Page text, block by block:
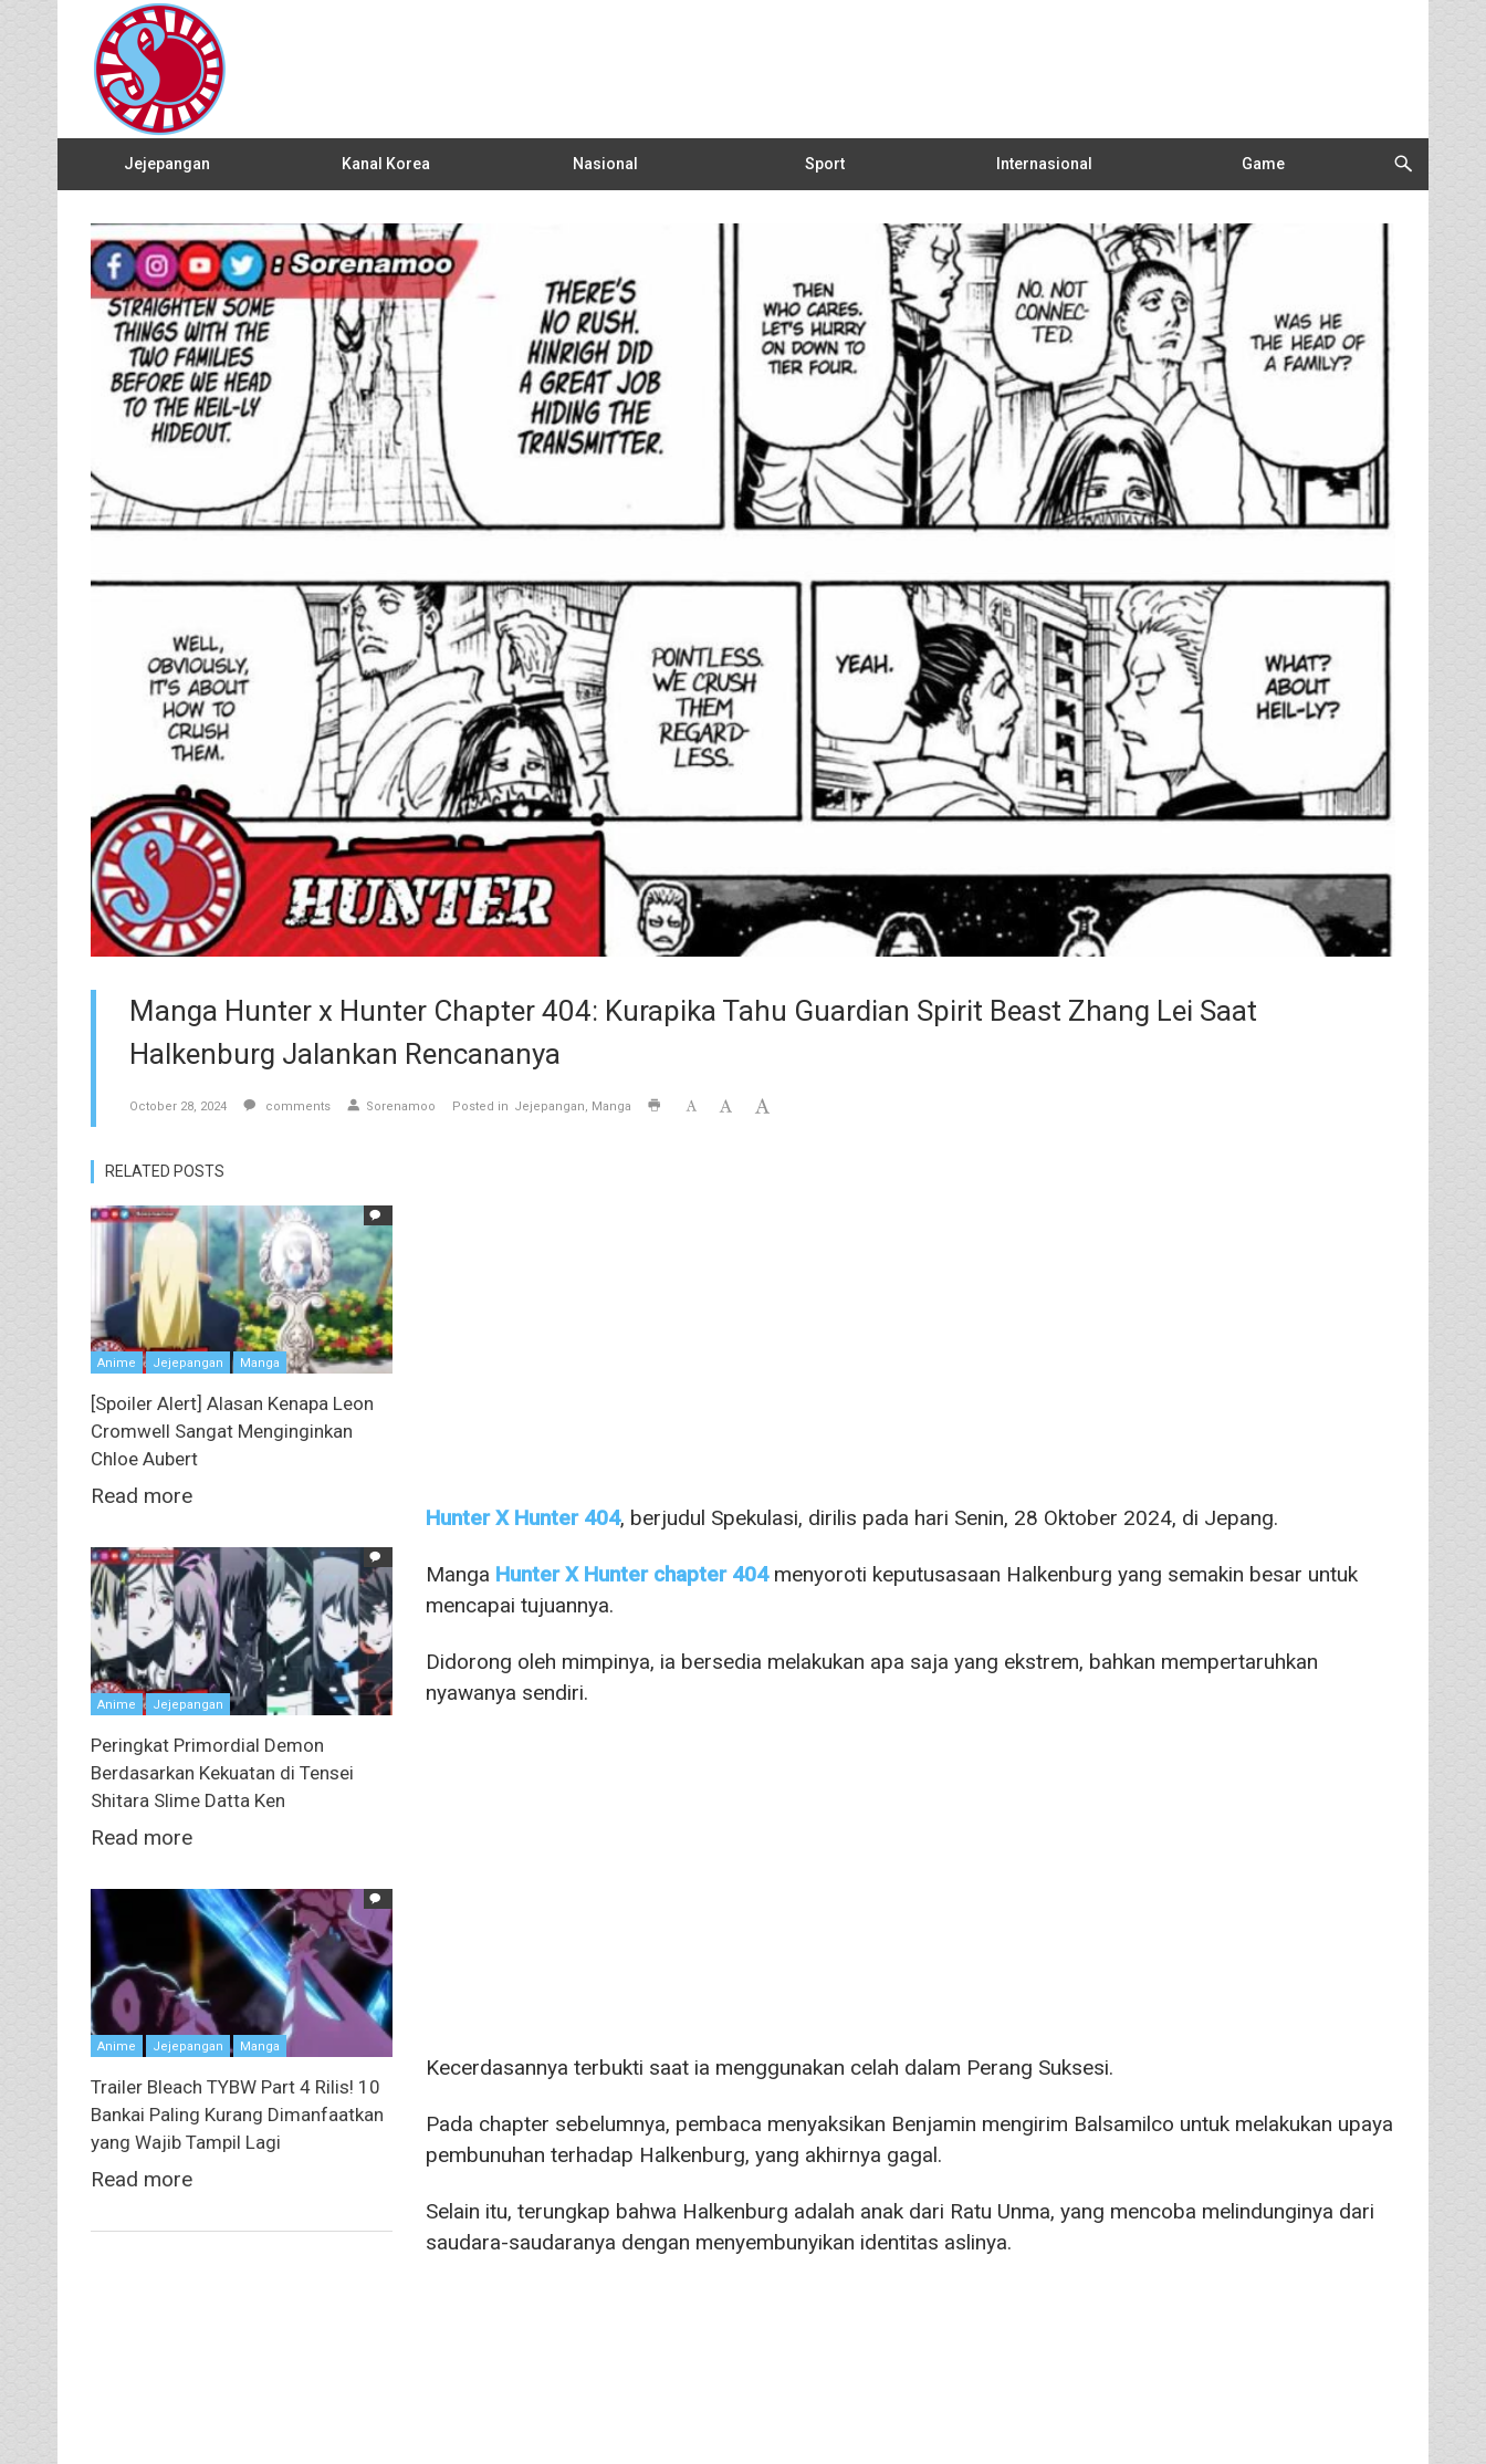
Jejepangan Kanal Korea Nasional Sport Internasional Game
Manga Hunter x Hunter Chapter 404: Kurapika Tahu Guardian Spirit Beast Zhang Lei Saat
Halkenburg Jalankan Rencananya
October 28, 2024 comments Sorenamoo Posted in Jejepangan Manga
Hunter X Hunter 404, berjudul Spekulasi, dirilis pada hari Senin, 28 Oktober 2024, di Jepang.
Manga Hunter X Hunter chapter 404menyoroti keputusasaan Halkenburg yang semakin besar untuk
mencapai tujuannya.
Didorong oleh mimpinya, ia bersedia melakukan apa saja yang ekstrem, bahkan mempertaruhkan
nyawanya sendiri.
Kecerdasannya terbukti saat ia menggunakan celah dalam Perang Suksesi.
Pada chapter sebelumnya, pembaca menyaksikan Benjamin mengirim Balsamilco untuk melakukan upaya
pembunuhan terhadap Halkenburg, yang akhirnya gagal.
Selain itu, terungkap bahwa Halkenburg adalah anak dari Ratu Unma, yang mencoba melindunginya dari
saudara-saudaranya dengan menyembunyikan identitas aslinya.
RELATED POSTS
Anime Jejepangan Manga
[Spoiler Alert] Alasan Kenapa Leon
Cromwell Sangat Menginginkan
Chloe Aubert
Read more
Anime Jejepangan
Peringkat Primordial Demon
Berdasarkan Kekuatan di Tensei
Shitara Slime Datta Ken
Read more
Anime Jejepangan Manga
Trailer Bleach TYBW Part 4 Rilis! 10
Bankai Paling Kurang Dimanfaatkan
yang Wajib Tampil Lagi
Read more